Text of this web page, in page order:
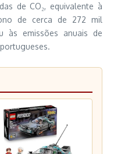
de CO₂, equivalente à
de cerca de 272 mil
às emissões anuais de